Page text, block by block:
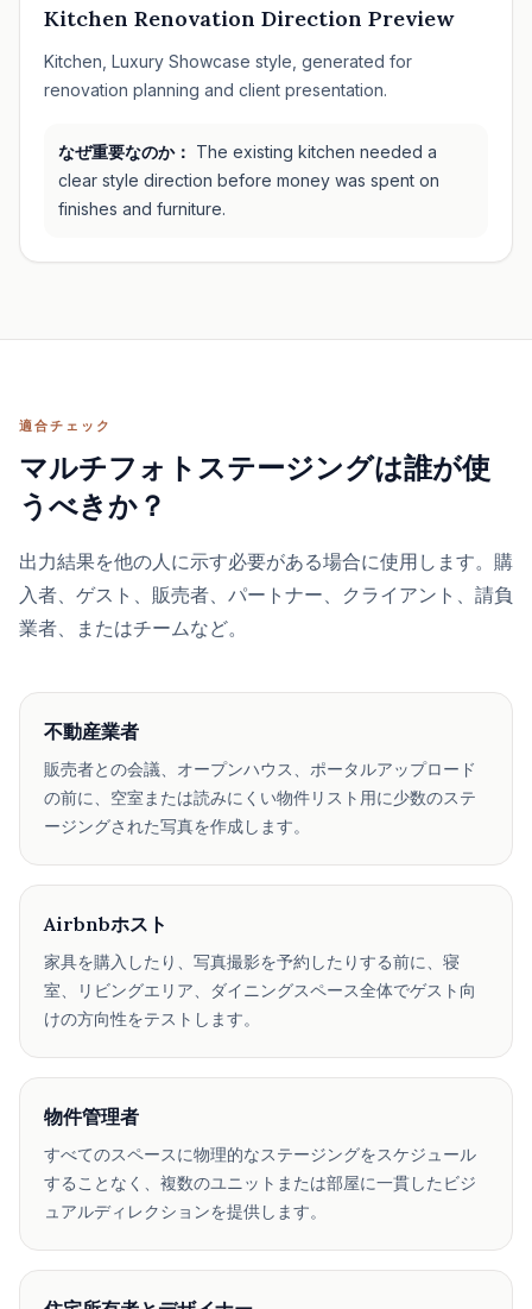
Kitchen Renovation Direction Preview
Kitchen, Luxury Showcase style, generated for
renovation planning and client presentation.
なぜ重要なのか： The existing kitchen needed a
clear style direction before money was spent on
finishes and furniture.
適合チェック
マルチフォトステージングは誰が使
うべきか？
出力結果を他の人に示す必要がある場合に使用します。購
入者、ゲスト、販売者、パートナー、クライアント、請負
業者、またはチームなど。
不動産業者
販売者との会議、オープンハウス、ポータルアップロード
の前に、空室または読みにくい物件リスト用に少数のステ
ージングされた写真を作成します。
Airbnbホスト
家具を購入したり、写真撮影を予約したりする前に、寝
室、リビングエリア、ダイニングスペース全体でゲスト向
けの方向性をテストします。
物件管理者
すべてのスペースに物理的なステージングをスケジュール
することなく、複数のユニットまたは部屋に一貫したビジ
ュアルディレクションを提供します。